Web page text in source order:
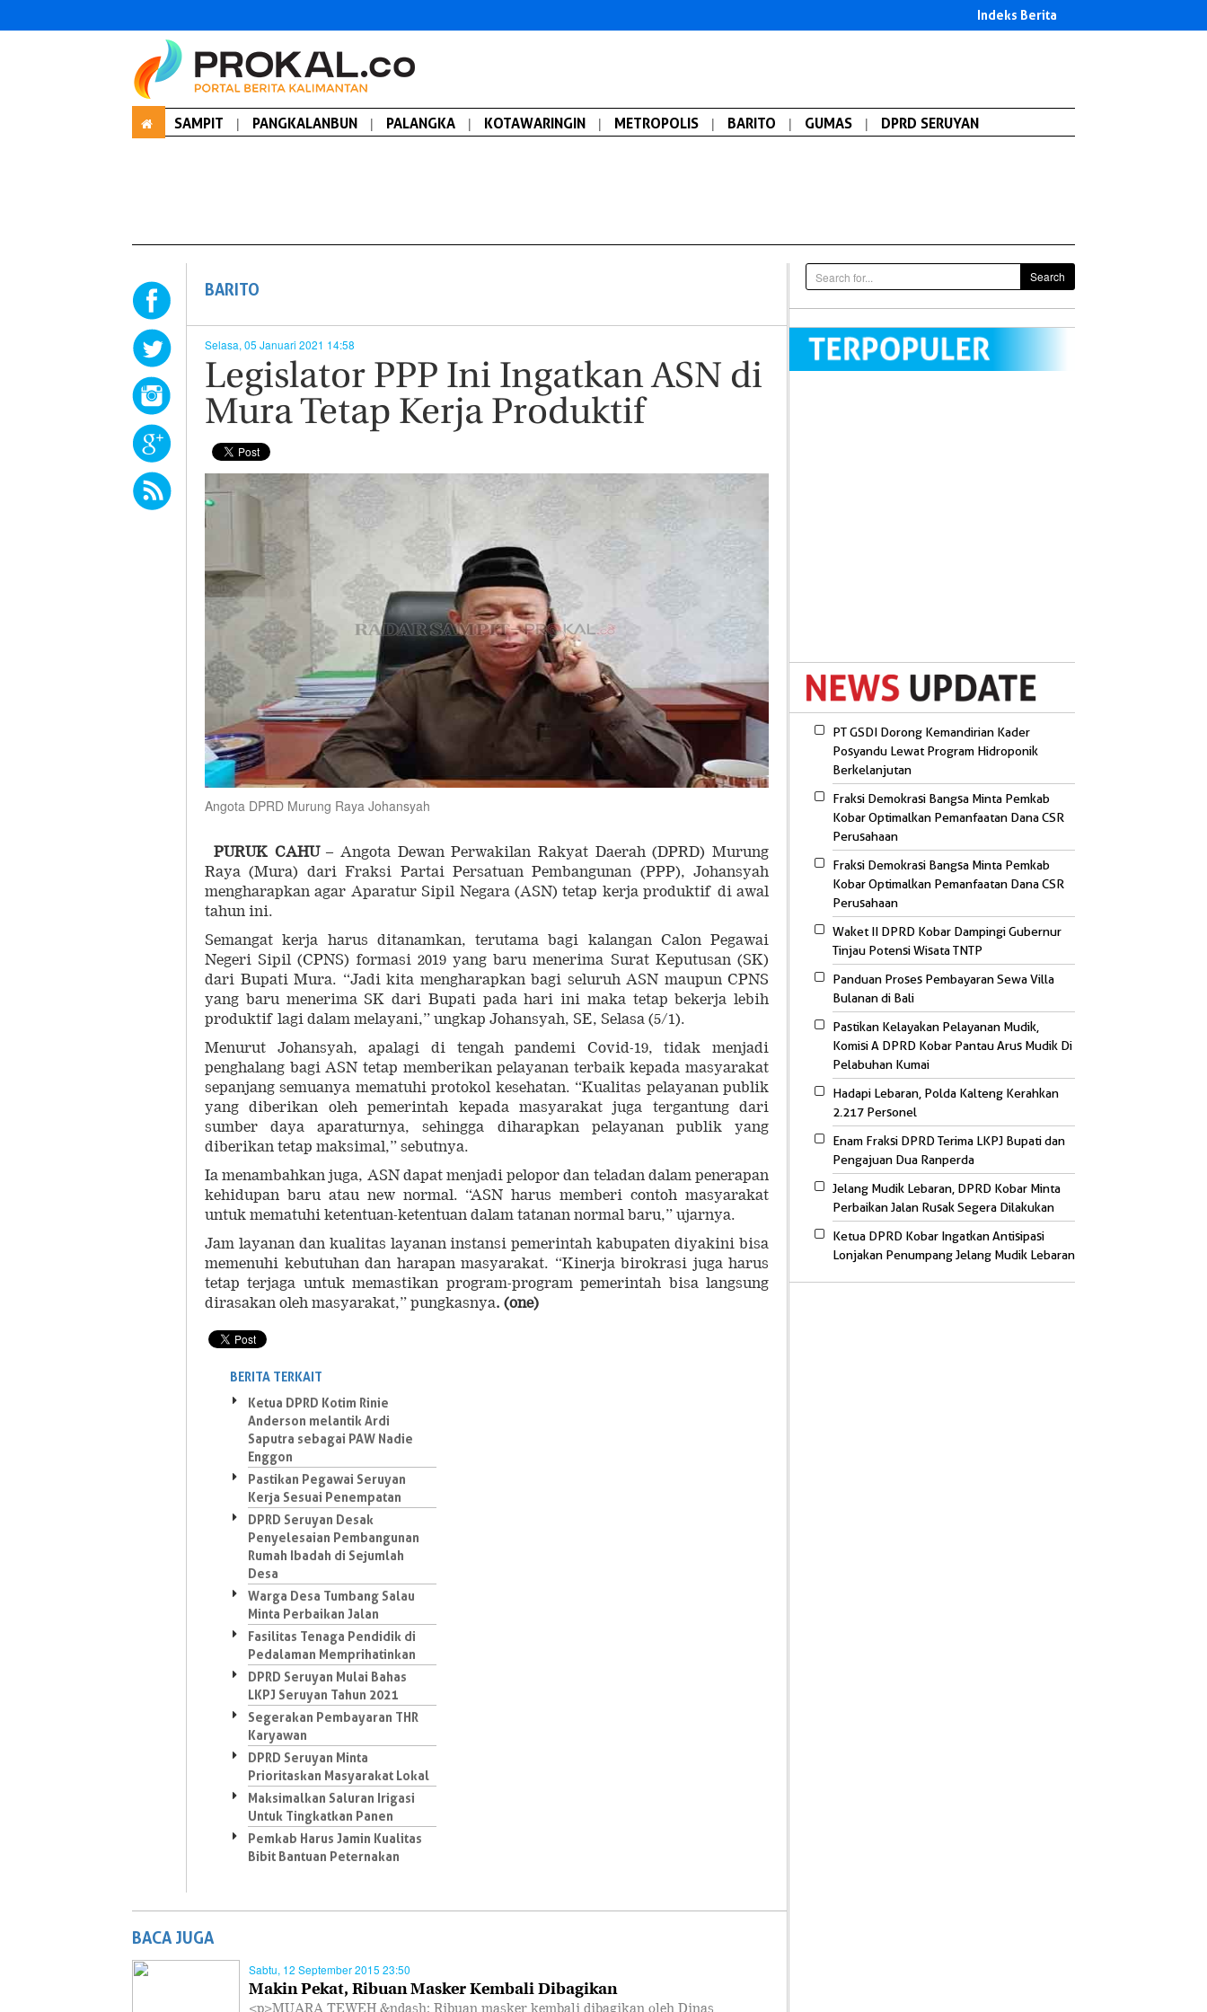
Indeks Berita
SAMPIT | PANGKALANBUN | PALANGKA | KOTAWARINGIN | METROPOLIS | BARITO | GUMAS | DPRD SERUYAN
BARITO
Selasa, 05 Januari 2021 14:58
Legislator PPP Ini Ingatkan ASN di
Mura Tetap Kerja Produktif
Angota DPRD Murung Raya Johansyah
PURUK CAHU– Angota Dewan Perwakilan Rakyat Daerah (DPRD) Murung
Raya (Mura) dari Fraksi Partai Persatuan Pembangunan (PPP), Johansyah
mengharapkan agar Aparatur Sipil Negara (ASN) tetap kerja produktif di awal
tahun ini.
Semangat kerja harus ditanamkan, terutama bagi kalangan Calon Pegawai
Negeri Sipil (CPNS) formasi 2019 yang baru menerima Surat Keputusan (SK)
dari Bupati Mura. “Jadi kita mengharapkan bagi seluruh ASN maupun CPNS
yang baru menerima SK dari Bupati pada hari ini maka tetap bekerja lebih
produktif lagi dalam melayani,” ungkap Johansyah, SE, Selasa (5/1).
Menurut Johansyah, apalagi di tengah pandemi Covid-19, tidak menjadi
penghalang bagi ASN tetap memberikan pelayanan terbaik kepada masyarakat
sepanjang semuanya mematuhi protokol kesehatan. “Kualitas pelayanan publik
yang diberikan oleh pemerintah kepada masyarakat juga tergantung dari
sumber daya aparaturnya, sehingga diharapkan pelayanan publik yang
diberikan tetap maksimal,” sebutnya.
Ia menambahkan juga, ASN dapat menjadi pelopor dan teladan dalam penerapan
kehidupan baru atau new normal. “ASN harus memberi contoh masyarakat
untuk mematuhi ketentuan-ketentuan dalam tatanan normal baru,” ujarnya.
Jam layanan dan kualitas layanan instansi pemerintah kabupaten diyakini bisa
memenuhi kebutuhan dan harapan masyarakat. “Kinerja birokrasi juga harus
tetap terjaga untuk memastikan program-program pemerintah bisa langsung
dirasakan oleh masyarakat,” pungkasnya. (one)
BERITA TERKAIT
Ketua DPRD Kotim Rinie
Anderson melantik Ardi
Saputra sebagai PAW Nadie
Enggon
Pastikan Pegawai Seruyan
Kerja Sesuai Penempatan
DPRD Seruyan Desak
Penyelesaian Pembangunan
Rumah Ibadah di Sejumlah
Desa
Warga Desa Tumbang Salau
Minta Perbaikan Jalan
Fasilitas Tenaga Pendidik di
Pedalaman Memprihatinkan
DPRD Seruyan Mulai Bahas
LKPJ Seruyan Tahun 2021
Segerakan Pembayaran THR
Karyawan
DPRD Seruyan Minta
Prioritaskan Masyarakat Lokal
Maksimalkan Saluran Irigasi
Untuk Tingkatkan Panen
Pemkab Harus Jamin Kualitas
Bibit Bantuan Peternakan
BACA JUGA
Sabtu, 12 September 2015 23:50
Makin Pekat, Ribuan Masker Kembali Dibagikan
<p>MUARA TEWEH &ndash; Ribuan masker kembali dibagikan oleh Dinas
Search
PT GSDI Dorong Kemandirian Kader
Posyandu Lewat Program Hidroponik
Berkelanjutan
Fraksi Demokrasi Bangsa Minta Pemkab
Kobar Optimalkan Pemanfaatan Dana CSR
Perusahaan
Fraksi Demokrasi Bangsa Minta Pemkab
Kobar Optimalkan Pemanfaatan Dana CSR
Perusahaan
Waket II DPRD Kobar Dampingi Gubernur
Tinjau Potensi Wisata TNTP
Panduan Proses Pembayaran Sewa Villa
Bulanan di Bali
Pastikan Kelayakan Pelayanan Mudik,
Komisi A DPRD Kobar Pantau Arus Mudik Di
Pelabuhan Kumai
Hadapi Lebaran, Polda Kalteng Kerahkan
2.217 Personel
Enam Fraksi DPRD Terima LKPJ Bupati dan
Pengajuan Dua Ranperda
Jelang Mudik Lebaran, DPRD Kobar Minta
Perbaikan Jalan Rusak Segera Dilakukan
Ketua DPRD Kobar Ingatkan Antisipasi
Lonjakan Penumpang Jelang Mudik Lebaran